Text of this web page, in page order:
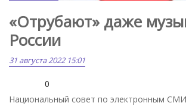
«Отрубают» даже
России
31 августа 2022 15:01
0
Национальный совет по электронным